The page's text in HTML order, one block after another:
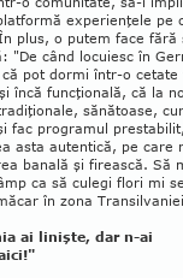
ex­pe­rienţele pe
plus, o putem face
"De când locuiesc în
pot dormi într-o
încă funcţională, că la
sănătoase,
fac programul
asta autentică, pe care
banală şi firească. Să
ca să culegi flori mi
în zona
ai linişte, dar n-ai